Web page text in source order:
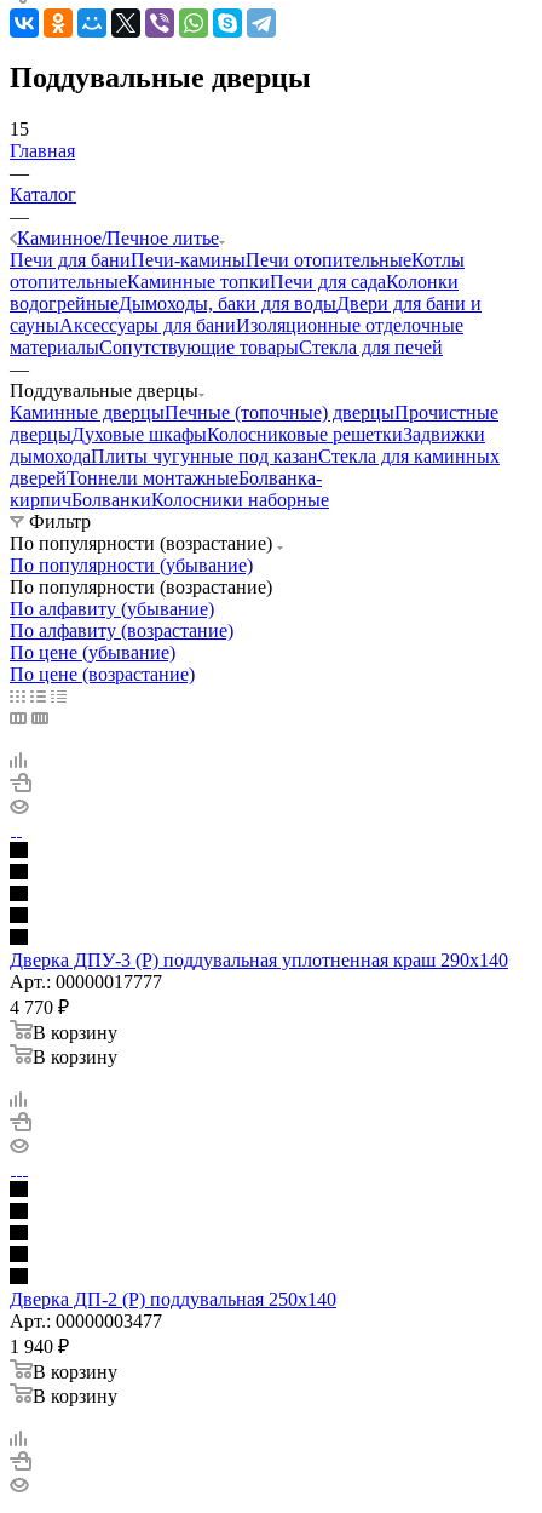
Поддувальные дверцы
15
Главная
—
Каталог
—
Каминное/Печное литье
Печи для баниПечи-каминыПечи отопительныеКотлы
отопительныеКаминные топкиПечи для садаКолонки
водогрейныеДымоходы, баки для водыДвери для бани и
сауныАксессуары для баниИзоляционные отделочные
материалыСопутствующие товарыСтекла для печей
—
Поддувальные дверцы
Каминные дверцыПечные (топочные) дверцыПрочистные
дверцыДуховые шкафыКолосниковые решеткиЗадвижки
дымоходаПлиты чугунные под казанСтекла для каминных
дверейТоннели монтажныеБолванка-
кирпичБолванкиКолосники наборные
Фильтр
По популярности (возрастание)
По популярности (убывание)
По популярности (возрастание)
По алфавиту (убывание)
По алфавиту (возрастание)
По цене (убывание)
По цене (возрастание)
Дверка ДПУ-3 (Р) поддувальная уплотненная краш 290х140
Арт.: 00000017777
4 770 ₽
В корзину
В корзину
Дверка ДП-2 (Р) поддувальная 250х140
Арт.: 00000003477
1 940 ₽
В корзину
В корзину